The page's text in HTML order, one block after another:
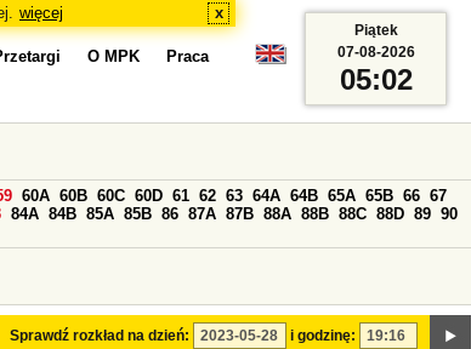
więcej x
O MPK Praca
Sprawdź rozkład na dzień: i godzinę:
60A 60B 60C 60D 61 62 63 64A 64B 65A 65B 66 67
84A 84B 85A 85B 86 87A 87B 88A 88B 88C 88D 89 90
Piątek
07-08-2026
05:02